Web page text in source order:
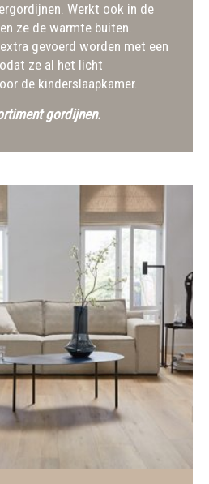
Werkt ook in de
ze de warmte buiten.
gevoerd worden met een
ze al het licht
de kinderslaapkamer.
gordijnen.